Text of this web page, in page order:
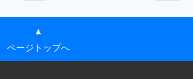
▲
ページトップへ